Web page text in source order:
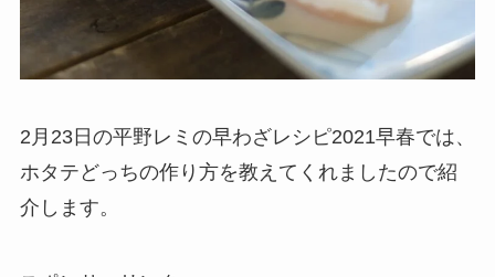
2月23日の平野レミの早わざレシピ2021早春では、
ホタテどっちの作り方を教えてくれましたので紹
介します。